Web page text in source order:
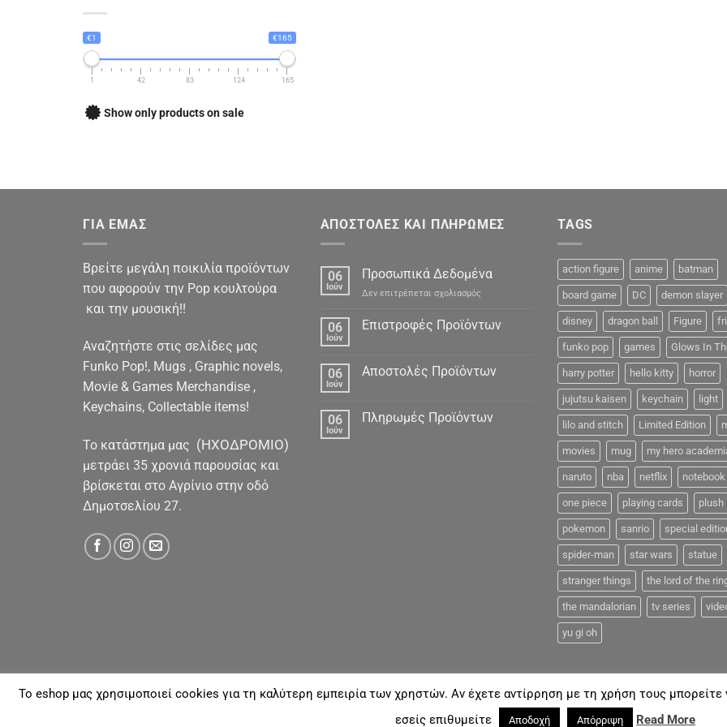
€1 €165
1 42 83 124 165
Show only products on sale
ΓΙΑ ΕΜΑΣ
Βρείτε μεγάλη ποικιλία προϊόντων
που αφορούν την Pop κουλτούρα
και την μουσική!!
Αναζητήστε στις σελίδες μας
Funko Pop!, Mugs , Graphic novels,
Movie & Games Merchandise ,
Keychains, Collectable items!
To κατάστημα μας (ΗΧΟΔΡΟΜΙΟ)
μετράει 35 χρονιά παρουσίας και
βρίσκεται στο Αγρίνιο στην οδό
Δημοτσελίου 27.
ΑΠΟΣΤΟΛΕΣ ΚΑΙ ΠΛΗΡΩΜΕΣ
06
Ιούν
Προσωπικά Δεδομένα
Δεν επιτρέπεται σχολιασμόςστο
Δεδομένα
06
Ιούν
Επιστροφές Προϊόντων
06
Ιούν
Αποστολές Προϊόντων
06
Ιούν
Πληρωμές Προϊόντων
TAGS
action figure anime batman
board game DC demon slayer
disney dragon ball Figure
funko pop games Glows In
harry potter hello kitty horror
jujutsu kaisen keychain light
lilo and stitch Limited Edition
movies mug my hero
naruto nba netflix notebook
one piece playing cards plush
pokemon sanrio special
spider-man star wars statue
stranger things the lord of the
the mandalorian tv series
yu gi oh
ΓΙΑ ΕΜΆΣ ΑΠΟΣΤΟΛΈΣ & ΠΛΗΡΩΜΈΣ ΕΠΙΚΟΙΝΩΝΊΑ FAQ
Coolmerch.gr
To eshop μας χρησιμοποιεί cookies για τη καλύτερη εμπειρία των χρηστών. Αν έχετε αντίρρηση με τη χρήση τους μπορείτε
εσείς επιθυμείτε
Αποδοχή Απόρριψη Read More